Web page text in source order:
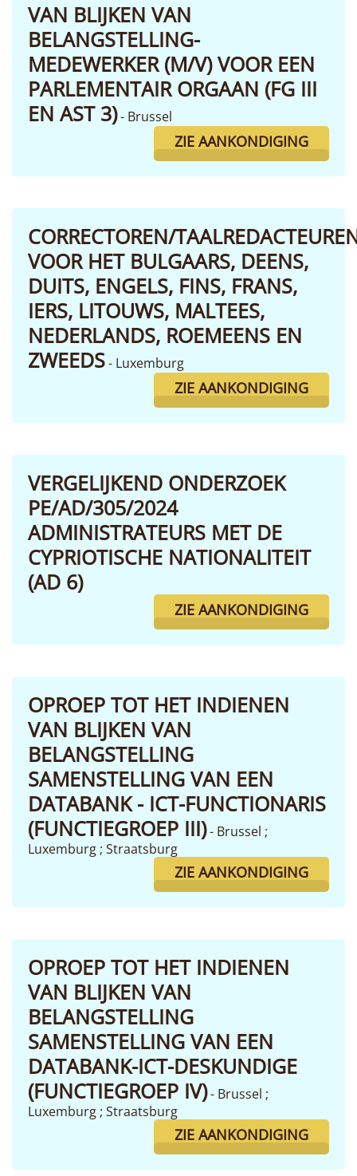
VAN BLIJKEN VAN
BELANGSTELLING-
MEDEWERKER (M/V) VOOR EEN
PARLEMENTAIR ORGAAN (FG III
EN AST 3)- Brussel
ZIE AANKONDIGING
CORRECTOREN/
VOOR HET BULGAARS, DEENS,
DUITS, ENGELS, FINS, FRANS,
IERS, LITOUWS, MALTEES,
NEDERLANDS, ROEMEENS EN
ZWEEDS- Luxemburg
ZIE AANKONDIGING
VERGELIJKEND ONDERZOEK
PE/AD/305/2024
ADMINISTRATEURS MET DE
CYPRIOTISCHE NATIONALITEIT
(AD 6)
ZIE AANKONDIGING
OPROEP TOT HET INDIENEN
VAN BLIJKEN VAN
BELANGSTELLING
SAMENSTELLING VAN EEN
DATABANK - ICT-FUNCTIONARIS
(FUNCTIEGROEP III)- Brussel ;
Luxemburg ; Straatsburg
ZIE AANKONDIGING
OPROEP TOT HET INDIENEN
VAN BLIJKEN VAN
BELANGSTELLING
SAMENSTELLING VAN EEN
DATABANK-ICT-DESKUNDIGE
(FUNCTIEGROEP IV)- Brussel ;
Luxemburg ; Straatsburg
ZIE AANKONDIGING